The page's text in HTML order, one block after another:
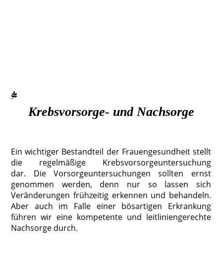
Krebsvorsorge- und Nachsorge
Ein wichtiger Bestandteil der Frauengesundheit stellt
die regelmäßige Krebsvorsorgeuntersuchung
dar. Die Vorsorgeuntersuchungen sollten ernst
genommen werden, denn nur so lassen sich
Veränderungen frühzeitig erkennen und behandeln.
Aber auch im Falle einer bösartigen Erkrankung
führen wir eine kompetente und leitliniengerechte
Nachsorge durch.